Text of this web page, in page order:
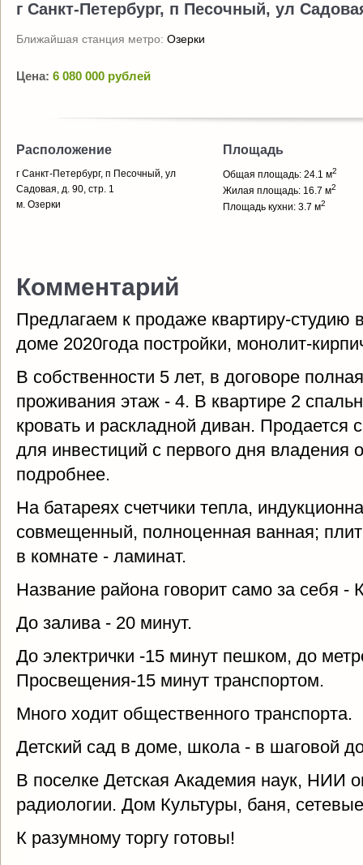
г Санкт-Петербург, п Песочный, ул
Ближайшая станция метро: Озерки
Цена: 6 080 000 рублей
Расположение
г Санкт-Петербург, п Песочный, ул
Садовая, д. 90, стр. 1
м. Озерки
Площадь
Общая площадь: 24.1 м2
Жилая площадь: 16.7 м2
Площадь кухни: 3.7 м2
Комментарий
Предлагаем к продаже квартиру-
доме 2020года постройки, монолит-
В собственности 5 лет, в договоре
проживания этаж - 4. В квартире 2
кровать и раскладной диван.
для инвестиций с первого дня владения
подробнее.
На батареях счетчики тепла,
совмещенный, полноценная ванная;
в комнате - ламинат.
Название района говорит само за себя -
До залива - 20 минут.
До электрички -15 минут пешком, до
Просвещения-15 минут транспортом.
Много ходит общественного транспорта.
Детский сад в доме, школа - в шаговой
В поселке Детская Академия наук, НИИ
радиологии. Дом Культуры, баня,
К разумному торгу готовы!